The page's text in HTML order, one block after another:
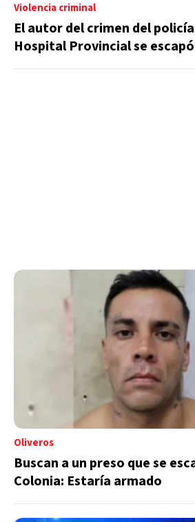
Violencia criminal
El autor del crimen del
Hospital Provincial se
Oliveros
Buscan a un preso que se
Colonia: Estaría armado